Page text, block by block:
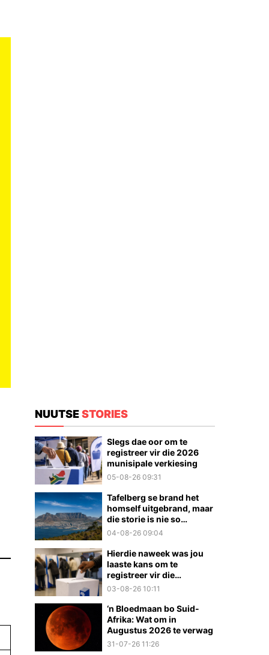
NUUTSESTORIES
Slegs dae oor om te
registreer vir die 2026
munisipale verkiesing
05-08-26 09:31
Tafelberg se brand het
homself uitgebrand, maar
die storie is nie so
eenvoudig nie
04-08-26 09:04
Hierdie naweek was jou
laaste kans om te
registreer vir die
munisipale verkiesings
03-08-26 10:11
‘n Bloedmaan bo Suid-
Afrika: Wat om in
Augustus 2026 te verwag
31-07-26 11:26